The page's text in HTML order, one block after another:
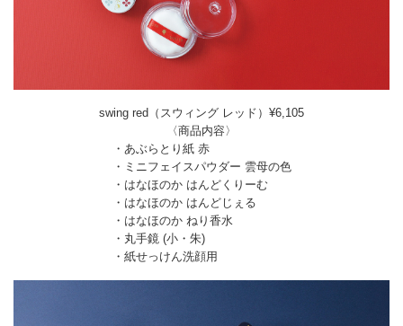
swing red（スウィング レッド）¥6,105
〈商品内容〉
・あぶらとり紙 赤
・ミニフェイスパウダー 雲母の色
・はなほのか はんどくりーむ
・はなほのか はんどじぇる
・はなほのか ねり香水
・丸手鏡 (小・朱)
・紙せっけん洗顔用